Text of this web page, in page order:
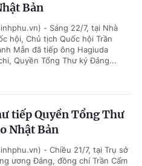
Bản
- Sáng 22/7, tại Nhà
hội, Chủ tịch Quốc hội Trần
Mẫn đã tiếp ông Hagiuda
Quyền Tổng Thư ký Đảng...
tiếp Quyền Tổng Thư
Nhật Bản
- Chiều 21/7, tại Trụ sở
ương Đảng, đồng chí Trần Cẩm